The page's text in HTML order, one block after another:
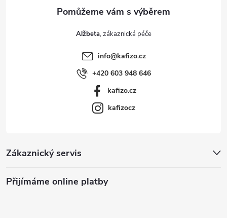
Zákaznický servis
Přijímáme online platby
Alžbeta
info@kafizo.cz
+420 603 948 646
kafizo.cz
kafizocz